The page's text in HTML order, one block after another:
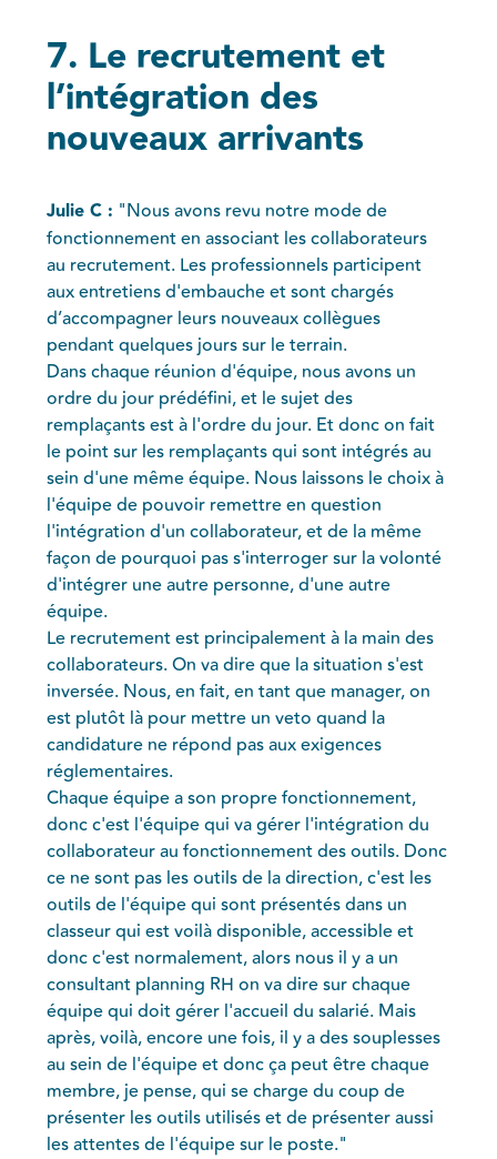
7. Le recrutement et
l’intégration des
nouveaux arrivants
Julie C : "Nous avons revu notre mode de
fonctionnement en associant les collaborateurs
au recrutement. Les professionnels participent
aux entretiens d'embauche et sont chargés
d’accompagner leurs nouveaux collègues
pendant quelques jours sur le terrain.
Dans chaque réunion d'équipe, nous avons un
ordre du jour prédéfini, et le sujet des
remplaçants est à l'ordre du jour. Et donc on fait
le point sur les remplaçants qui sont intégrés au
sein d'une même équipe. Nous laissons le choix à
l'équipe de pouvoir remettre en question
l'intégration d'un collaborateur, et de la même
façon de pourquoi pas s'interroger sur la volonté
d'intégrer une autre personne, d'une autre
équipe.
Le recrutement est principalement à la main des
collaborateurs. On va dire que la situation s'est
inversée. Nous, en fait, en tant que manager, on
est plutôt là pour mettre un veto quand la
candidature ne répond pas aux exigences
réglementaires.
Chaque équipe a son propre fonctionnement,
donc c'est l'équipe qui va gérer l'intégration du
collaborateur au fonctionnement des outils. Donc
ce ne sont pas les outils de la direction, c'est les
outils de l'équipe qui sont présentés dans un
classeur qui est voilà disponible, accessible et
donc c'est normalement, alors nous il y a un
consultant planning RH on va dire sur chaque
équipe qui doit gérer l'accueil du salarié. Mais
après, voilà, encore une fois, il y a des souplesses
au sein de l'équipe et donc ça peut être chaque
membre, je pense, qui se charge du coup de
présenter les outils utilisés et de présenter aussi
les attentes de l'équipe sur le poste."